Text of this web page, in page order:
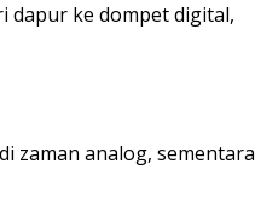
dapur ke dompet digital,
zaman analog, sementara